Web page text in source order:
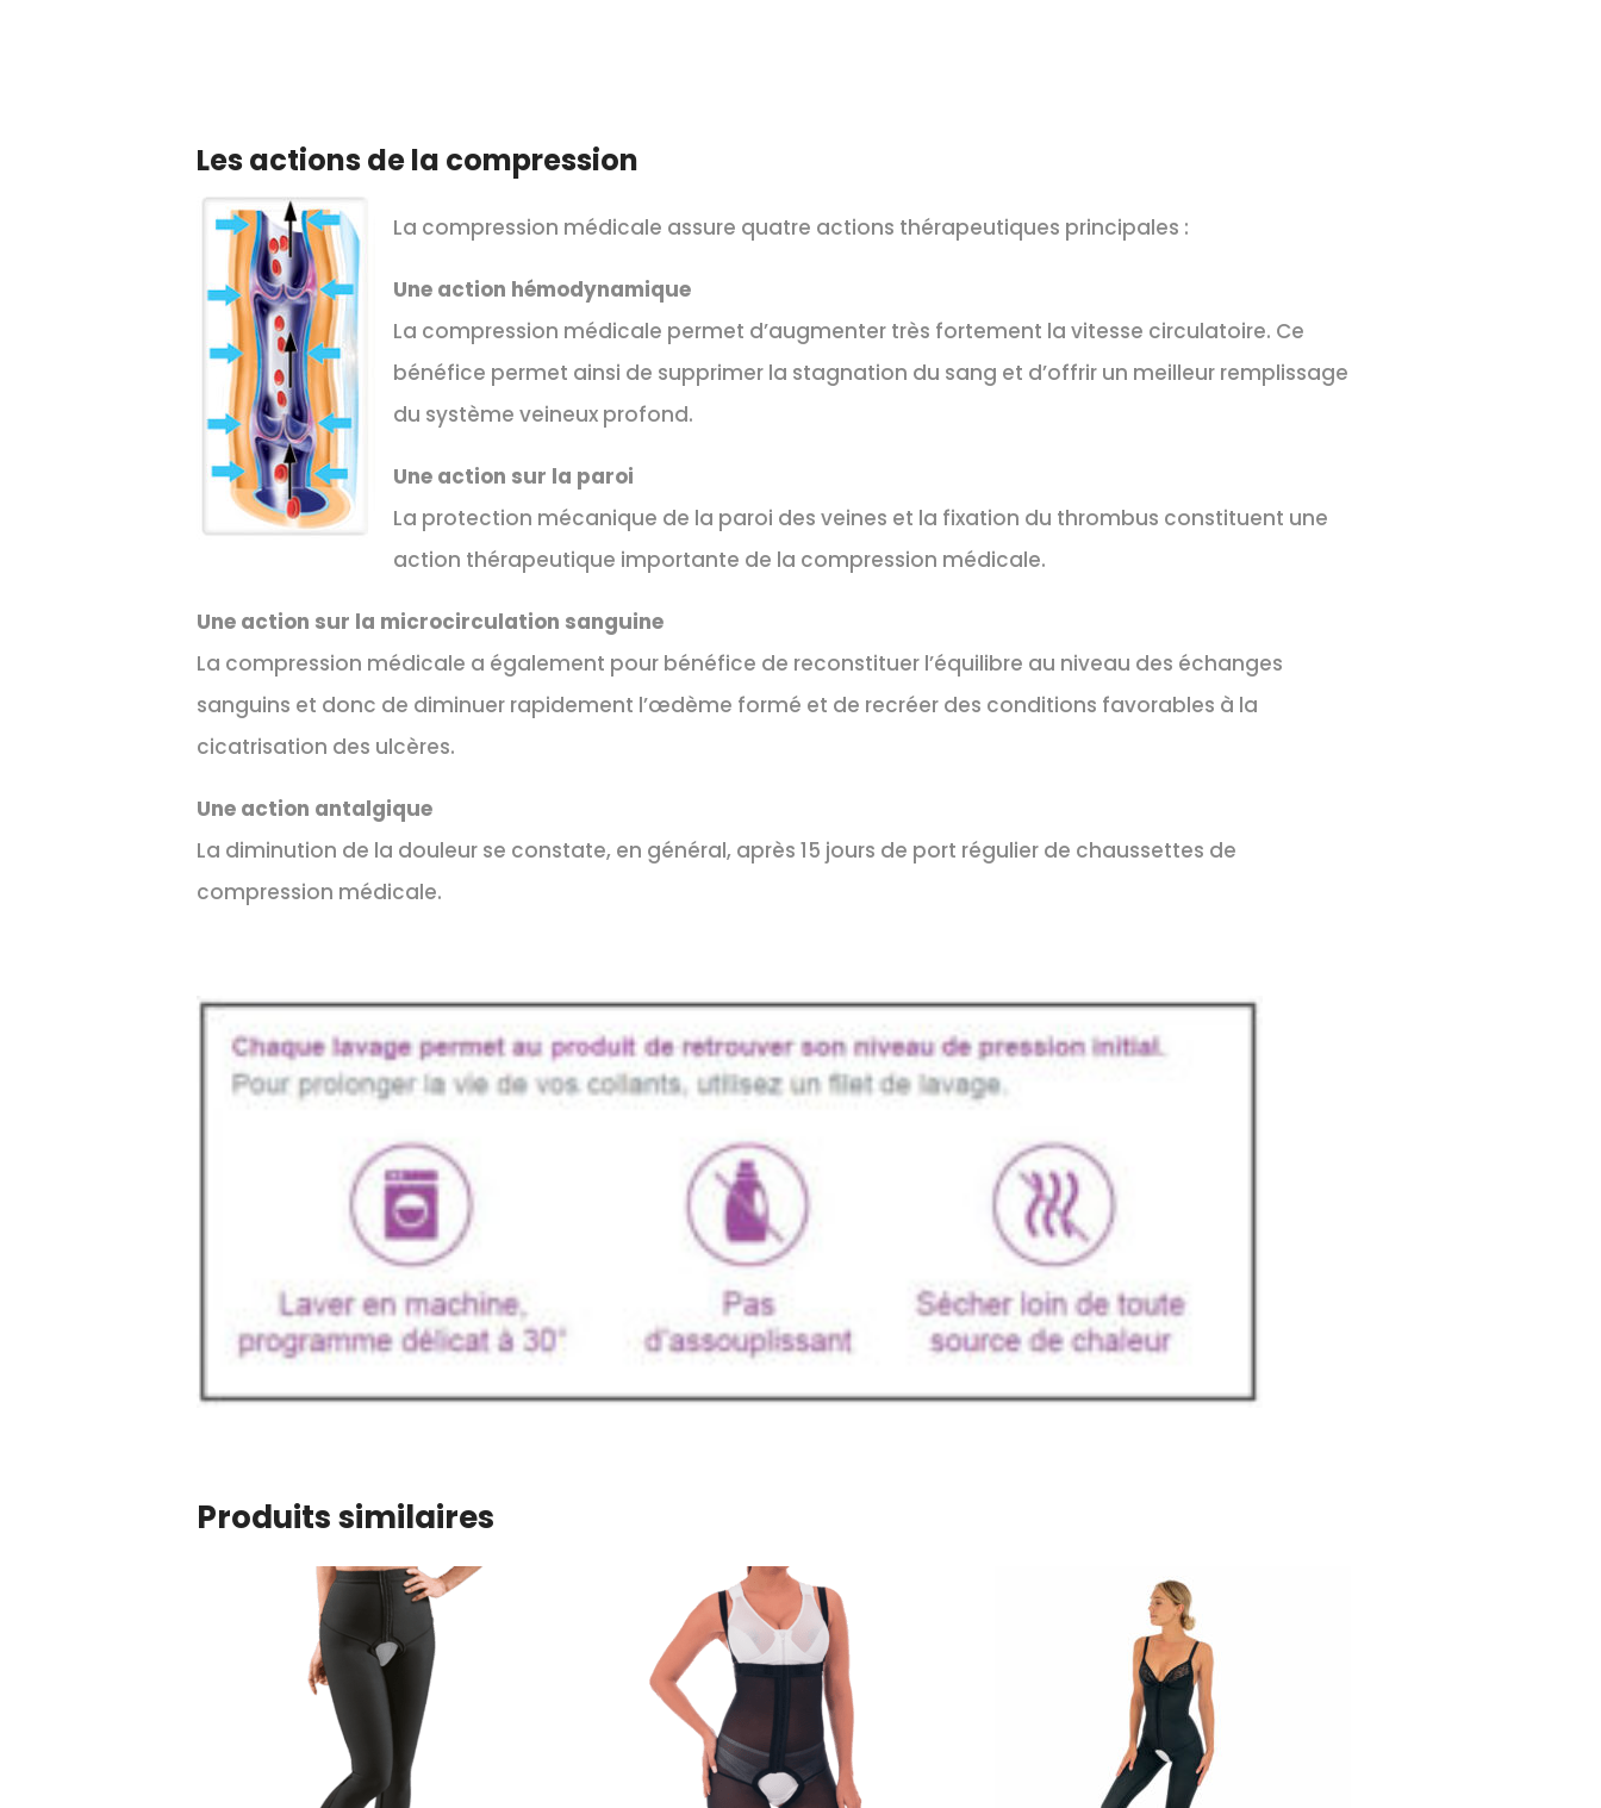
Les actions de la compression
La compression médicale assure quatre actions thérapeutiques principales :
Une action hémodynamique
La compression médicale permet d’augmenter très fortement la vitesse circulatoire. Ce
bénéfice permet ainsi de supprimer la stagnation du sang et d’offrir un meilleur remplissage
du système veineux profond.
Une action sur la paroi
La protection mécanique de la paroi des veines et la fixation du thrombus constituent une
action thérapeutique importante de la compression médicale.
Une action sur la microcirculation sanguine
La compression médicale a également pour bénéfice de reconstituer l’équilibre au niveau des échanges
sanguins et donc de diminuer rapidement l’œdème formé et de recréer des conditions favorables à la
cicatrisation des ulcères.
Une action antalgique
La diminution de la douleur se constate, en général, après 15 jours de port régulier de chaussettes de
compression médicale.
Produits similaires